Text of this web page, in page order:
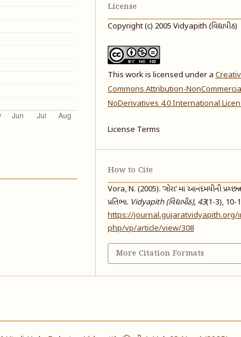
License
Copyright (c) 2005 Vidyapith (વિદ્યાપીઠ)
This work is licensed under a
Commons Attribution-
NoDerivatives 4.0 International
License Terms
How to Cite
Vora, N. (2005). ’ગોરા’ માં આનંદમયીની
પ્રતિભા. Vidyapith (વિદ્યાપીઠ), 43(1-3), 10-
https://journal.gujaratvidyapith.org/
php/vp/article/view/308
More Citation Formats